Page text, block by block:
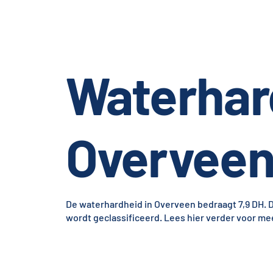
Overveen
De waterhardheid in Overveen bedraagt 7,9
wordt geclassificeerd. Lees hier verder voor